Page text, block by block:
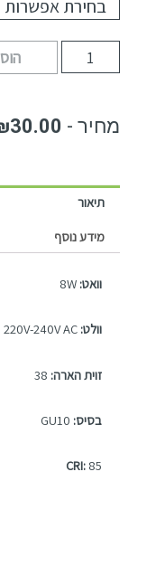
30.00
תיאור
מידע נוסף
וואט: 8W
וולט: 220V-240V AC
זוית הארה:
בסיס: GU10
CRI: 85